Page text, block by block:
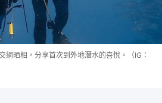
網晒相，分享首次到外地潛水的喜悅。（IG：